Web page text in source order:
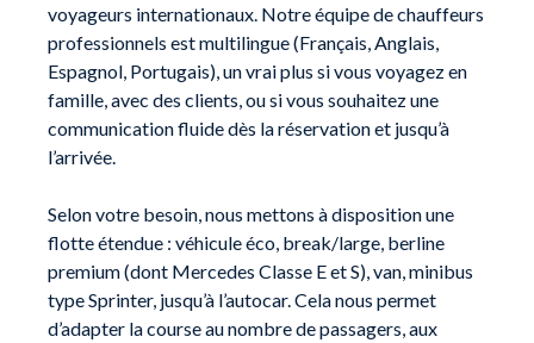
voyageurs internationaux. Notre équipe de chauffeurs
professionnels est multilingue (Français, Anglais,
Espagnol, Portugais), un vrai plus si vous voyagez en
famille, avec des clients, ou si vous souhaitez une
communication fluide dès la réservation et jusqu’à
l’arrivée.
Selon votre besoin, nous mettons à disposition une
flotte étendue : véhicule éco, break/large, berline
premium (dont Mercedes Classe E et S), van, minibus
type Sprinter, jusqu’à l’autocar. Cela nous permet
d’adapter la course au nombre de passagers, aux